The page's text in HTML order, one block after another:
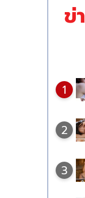
ข่
1
2
3